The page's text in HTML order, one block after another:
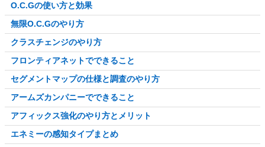
O.C.Gの使い方と効果
無限O.C.Gのやり方
クラスチェンジのやり方
フロンティアネットでできること
セグメントマップの仕様と調査のやり方
アームズカンパニーでできること
アフィックス強化のやり方とメリット
エネミーの感知タイプまとめ